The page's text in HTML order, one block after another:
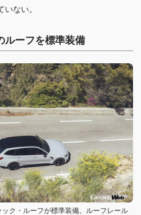
いない。
ルーフを標準装備
ク・ルーフが標準装備。ルーフレール